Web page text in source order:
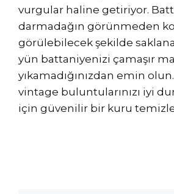
vurgular haline getiriyor.
darmadağın görünmeden
görülebilecek şekilde
yün battaniyenizi çamaşır
yıkamadığınızdan emin
vintage buluntularınızı iyi
için güvenilir bir kuru